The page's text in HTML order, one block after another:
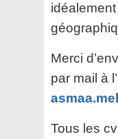
Merci
par mail à
Tous les